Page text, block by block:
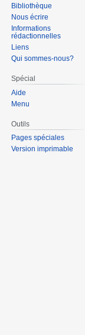
Bibliothèque
Nous écrire
Informations
rédactionnelles
Liens
Qui sommes-nous?
Spécial
Aide
Menu
Outils
Pages spéciales
Version imprimable